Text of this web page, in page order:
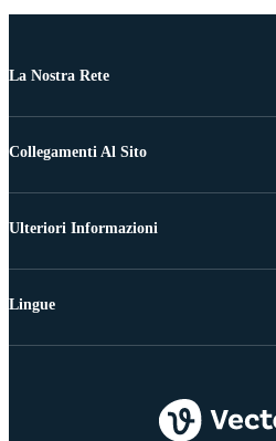
La Nostra Rete
Collegamenti Al Sito
Ulteriori Informazioni
Lingue